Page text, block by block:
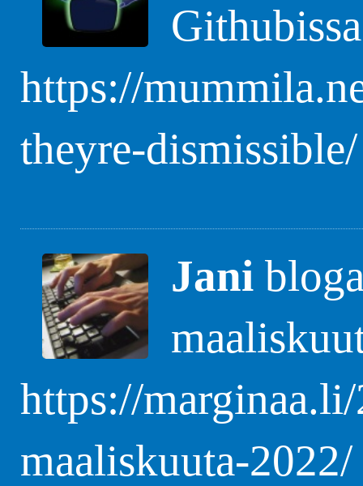
https://
theyre-dismissible/
Jani
https://
maaliskuuta-2022/